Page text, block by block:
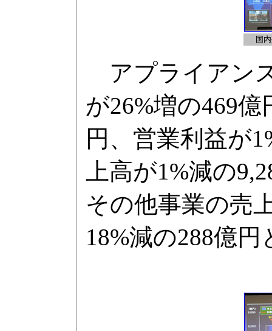
国
アプライアン
が26%増の469
円、営業利益が
上高が1%減の
その他事業の売
18%減の288億